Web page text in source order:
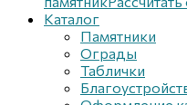
Каталог
Памятники
Ограды
Таблички